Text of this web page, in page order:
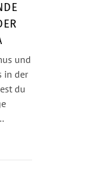
und
in der
du